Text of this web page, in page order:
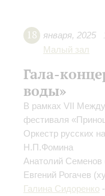
18 января, 2025
Малый зал
Гала-
воды»
В рамках VII
фестиваля
Оркестр русских
Н.П.Фомина
Анатолий Семенов
Евгений Рогачев
Галина Сидоренко